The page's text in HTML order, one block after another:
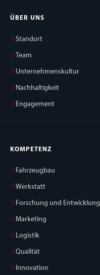
ÜBER UNS
Standort
Team
Unternehmenskultur
Nachhaltigkeit
Engagement
KOMPETENZ
Fahrzeugbau
Werkstatt
Forschung und Entwicklung
Marketing
Logistik
Qualität
Innovation